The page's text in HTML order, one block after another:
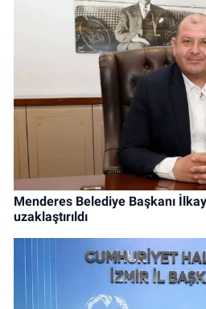
Menderes Belediye Başkanı
uzaklaştırıldı